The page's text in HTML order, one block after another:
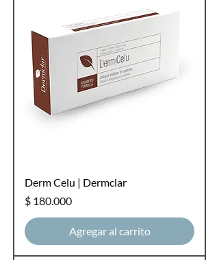
Derm Celu | Dermclar
Precio
$ 180.000
Agregar al carrito